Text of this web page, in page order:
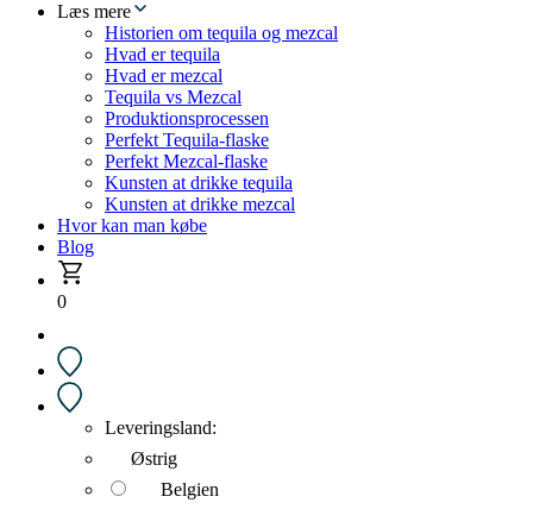
Læs mere
Historien om tequila og mezcal
Hvad er tequila
Hvad er mezcal
Tequila vs Mezcal
Produktionsprocessen
Perfekt Tequila-flaske
Perfekt Mezcal-flaske
Kunsten at drikke tequila
Kunsten at drikke mezcal
Hvor kan man købe
Blog
0
Leveringsland:
Østrig
Belgien